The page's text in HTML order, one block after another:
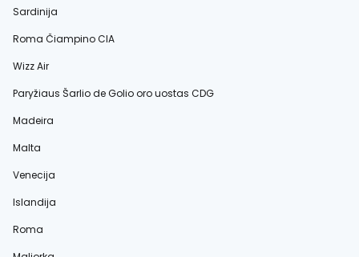
Sardinija
Roma Čiampino CIA
Wizz Air
Paryžiaus Šarlio de Golio oro uostas CDG
Madeira
Malta
Venecija
Islandija
Roma